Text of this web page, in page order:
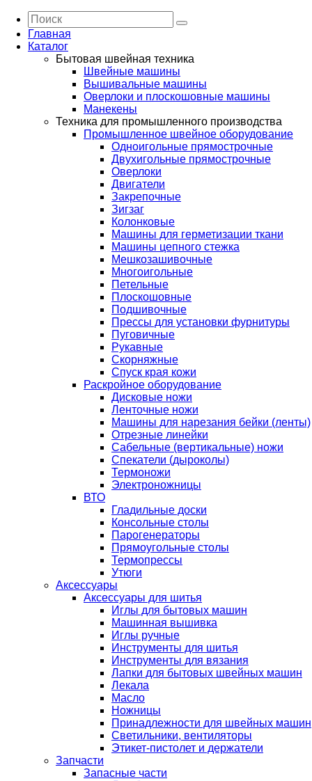
Главная
Каталог
Бытовая швейная техника
Швейные машины
Вышивальные машины
Оверлоки и плоскошовные машины
Манекены
Техника для промышленного производства
Промышленное швейное оборудование
Одноигольные прямострочные
Двухигольные прямострочные
Оверлоки
Двигатели
Закрепочные
Зигзаг
Колонковые
Машины для герметизации ткани
Машины цепного стежка
Мешкозашивочные
Многоигольные
Петельные
Плоскошовные
Подшивочные
Прессы для установки фурнитуры
Пуговичные
Рукавные
Скорняжные
Спуск края кожи
Раскройное оборудование
Дисковые ножи
Ленточные ножи
Машины для нарезания бейки (ленты)
Отрезные линейки
Сабельные (вертикальные) ножи
Спекатели (дыроколы)
Термоножи
Электроножницы
ВТО
Гладильные доски
Консольные столы
Парогенераторы
Прямоугольные столы
Термопрессы
Утюги
Аксессуары
Аксессуары для шитья
Иглы для бытовых машин
Машинная вышивка
Иглы ручные
Инструменты для шитья
Инструменты для вязания
Лапки для бытовых швейных машин
Лекала
Масло
Ножницы
Принадлежности для швейных машин
Светильники, вентиляторы
Этикет-пистолет и держатели
Запчасти
Запасные части